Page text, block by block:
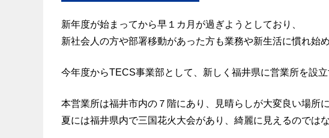
新年度が始まってから早１カ月が過ぎようとしており、
新社会人の方や部署移動があった方も業務や新生活に慣れ始
今年度からTECS事業部として、新しく福井県に営業所を設立
本営業所は福井市内の７階にあり、見晴らしが大変良い場所
夏には福井県内で三国花火大会があり、綺麗に見えるのでは